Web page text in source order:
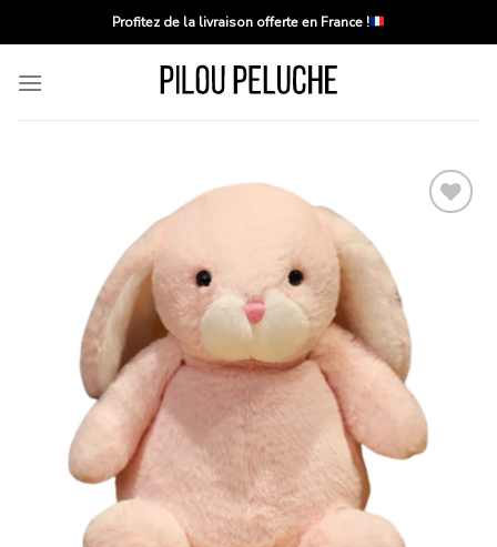
to
Profitez de la livraison offerte en France !